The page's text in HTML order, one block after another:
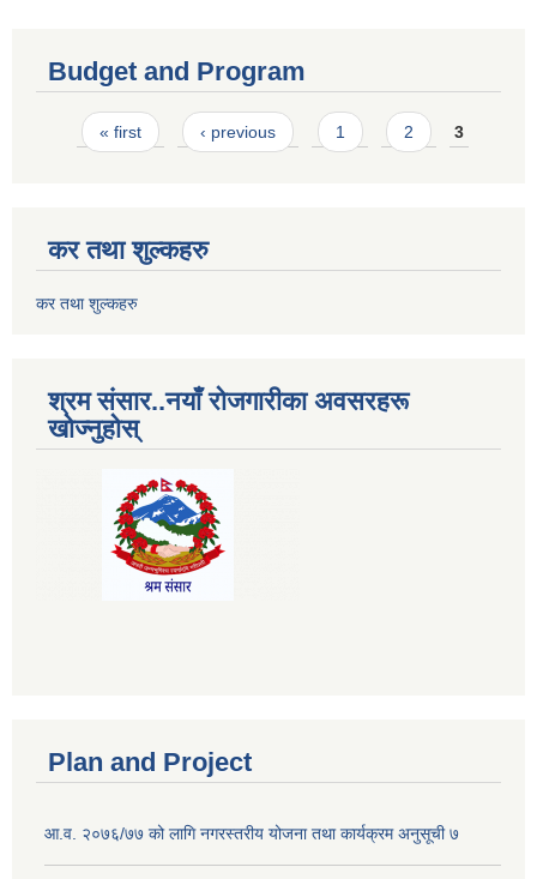
Budget and Program
Pages
« first ‹ previous 1 2 3
कर तथा शुल्कहरु
कर तथा शुल्कहरु
श्रम संसार..नयाँ रोजगारीका अवसरहरू
खोज्नुहोस्
Plan and Project
आ.व. २०७६/७७ को लागि नगरस्तरीय योजना तथा कार्यक्रम अनुसूची ७